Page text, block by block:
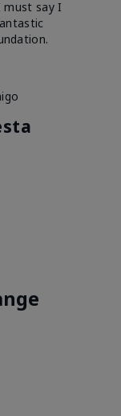
say I